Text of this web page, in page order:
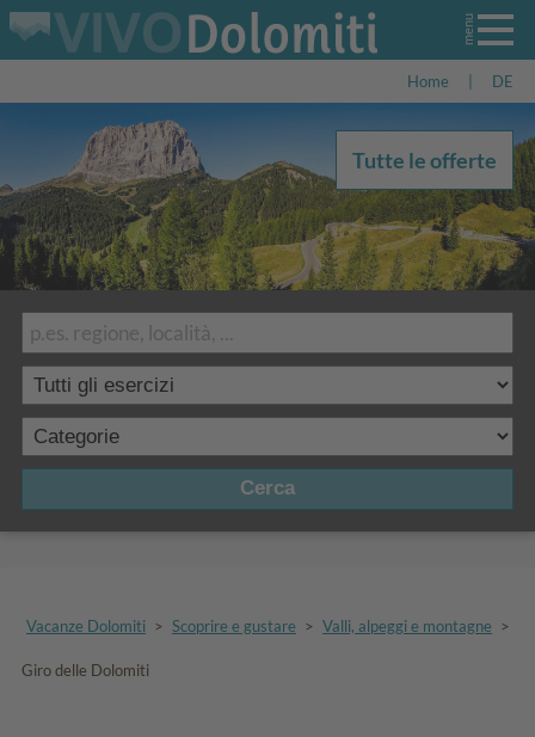
Home DE
Cerca
Tutte le offerte
Vacanze Dolomiti > Scoprire e gustare > Valli, alpeggi e montagne >
Giro delle Dolomiti